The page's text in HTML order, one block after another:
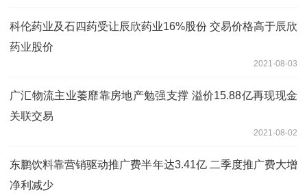
科伦药业及石四药受让辰欣药业16%股份 交易价格高于辰欣
药业股价
2021-08-03
广汇物流主业萎靡靠房地产勉强支撑 溢价15.88亿再现现金
关联交易
2021-08-02
东鹏饮料靠营销驱动推广费半年达3.41亿 二季度推广费大增
净利减少